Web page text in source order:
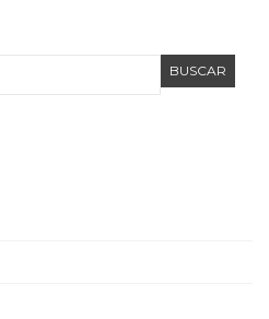
Buscar
BUSCAR